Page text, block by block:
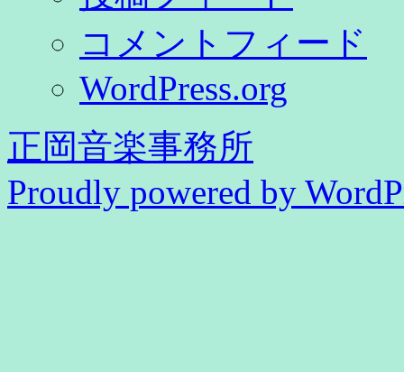
コメントフィード
WordPress.org
正岡音楽事務所
Proudly powered by